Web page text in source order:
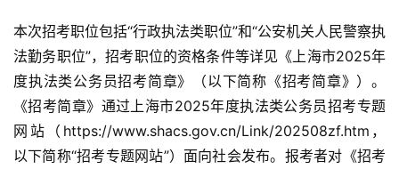
本次招考职位包括“行政执法类职位”和“公安机关人民警察执
法勤务职位”，招考职位的资格条件等详见《上海市2025年
度执法类公务员招考简章》（以下简称《招考简章》）。
《招考简章》通过上海市2025年度执法类公务员招考专题
网站（https://www.shacs.gov.cn/Link/202508zf.htm，
以下简称“招考专题网站”）面向社会发布。报考者对《招考